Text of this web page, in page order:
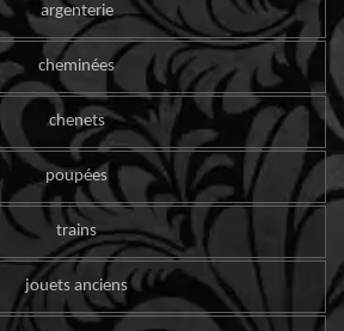
argenterie
cheminées
chenets
poupées
trains
jouets anciens